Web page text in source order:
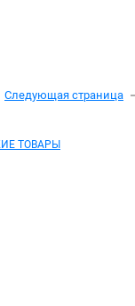
Следующая страница
ТОВАРЫ